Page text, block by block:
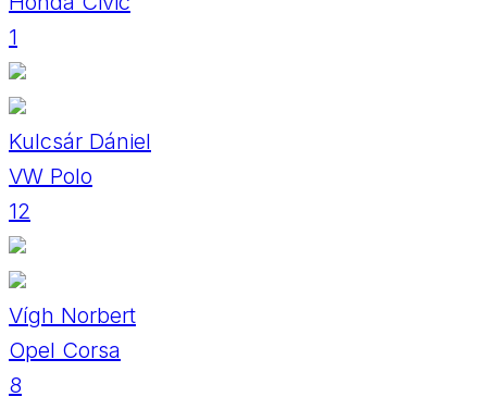
1
Kulcsár Dániel
VW Polo
12
Vígh Norbert
Opel Corsa
8